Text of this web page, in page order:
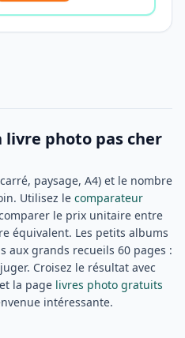
photo pas cher
paysage, A4) et le nombre
Utilisez le comparateur
le prix unitaire entre
équivalent. Les petits albums
aux grands recueils 60 pages :
Croisez le résultat avec
et la page livres photo gratuits
intéressante.